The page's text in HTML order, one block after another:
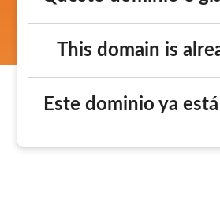
This domain is
Este dominio ya